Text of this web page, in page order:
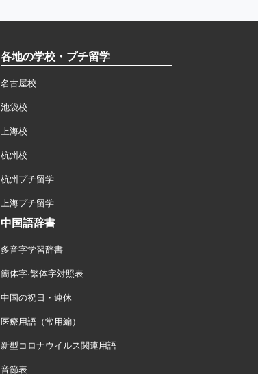
各地の学校・プチ留学
名古屋校
池袋校
上海校
杭州校
杭州プチ留学
上海プチ留学
中国語辞書
多音字学習辞書
簡体字·繁体字対照表
中国の祝日・連休
医療用語（常用編）
新型コロナウイルス関連用語
音節表